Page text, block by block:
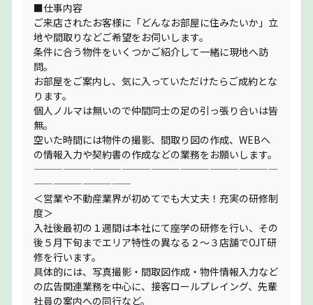
■仕事内容
ご来店されたお客様に「どんなお部屋に住みたいか」立
地や間取りなどご希望をお伺いします。
条件に合う物件をいくつかご紹介して一緒に現地へ訪
問。
お部屋をご案内し、気に入っていただけたらご成約とな
ります。
個人ノルマは無いので仲間同士の足の引っ張り合いは皆
無。
空いた時間には物件の撮影、間取り図の作成、WEBへ
の情報入力や契約書の作成などの業務をお願いします。
—————————————————————————
——————————
＜営業や不動産業界が初めてでも大丈夫！充実の研修制
度＞
入社後最初の１週間は本社にて座学の研修を行い、その
後５月下旬までエリア特性の異なる２〜３店舗でOJT研
修を行います。
具体的には、写真撮影・間取図作成・物件情報入力など
の広告関連業務を中心に、接客ロールプレイング、先輩
社員の案内への同行など。